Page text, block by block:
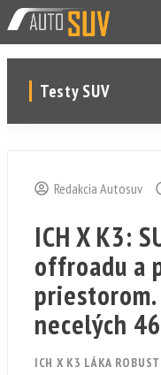
Testy SUV
Redakcia Autosuv
ICH X K3:
offroadu a
necelých
ICH X K3 LÁKA